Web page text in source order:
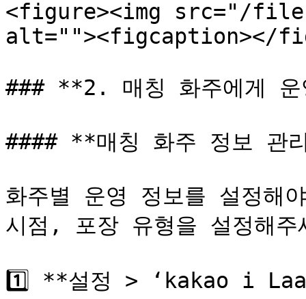
<figure><img src="/files/
alt=""><figcaption></
### **2. 매칭 화주에게 운
#### **매칭 화주 정보 관
화주별 운영 정보를 설정
시점, 포장 유형을 설정해
1️⃣ **설정 > ‘kakao i